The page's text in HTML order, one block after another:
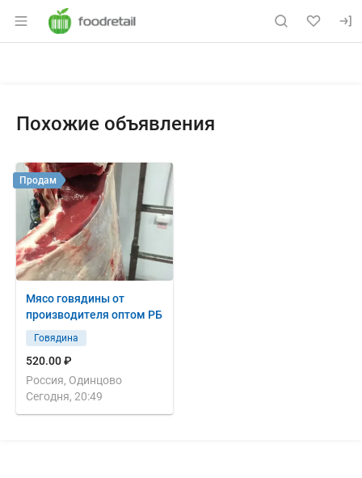
Раздел навигации по сайту
Похожие объявления
Мясо говядины от
производителя оптом РБ
Говядина
520.00 ₽
Россия, Одинцово
Сегодня, 20:49
Продам